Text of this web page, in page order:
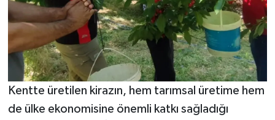
Kentte üretilen kirazın, hem tarımsal üretime hem
de ülke ekonomisine önemli katkı sağladığı